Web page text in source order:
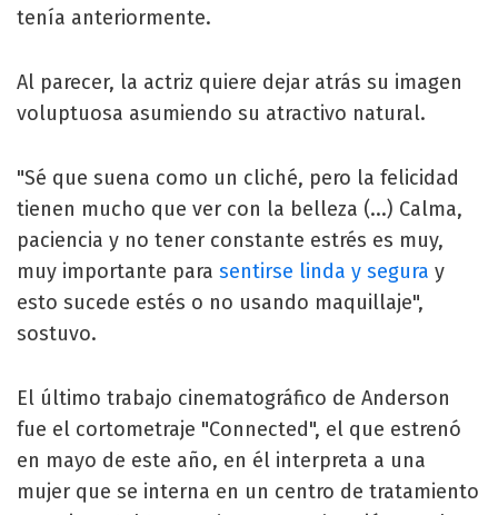
tenía anteriormente.
Al parecer, la actriz quiere dejar atrás su imagen
voluptuosa asumiendo su atractivo natural.
"Sé que suena como un cliché, pero la felicidad
tienen mucho que ver con la belleza (...) Calma,
paciencia y no tener constante estrés es muy,
muy importante para sentirse linda y segura y
esto sucede estés o no usando maquillaje",
sostuvo.
El último trabajo cinematográfico de Anderson
fue el cortometraje "Connected", el que estrenó
en mayo de este año, en él interpreta a una
mujer que se interna en un centro de tratamiento